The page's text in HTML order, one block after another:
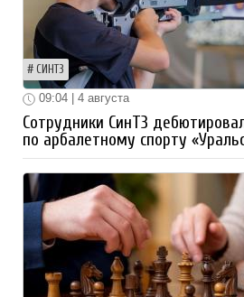
СИНТЗ
09:04 | 4 августа
Сотрудники СинТЗ
по арбалетному спорту